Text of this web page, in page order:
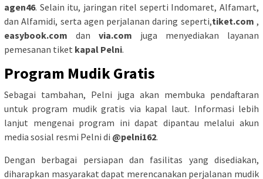
agen46. Selain itu, jaringan ritel seperti Indomaret, Alfamart,
dan Alfamidi, serta agen perjalanan daring seperti,tiket.com ,
easybook.com dan via.com juga menyediakan layanan
pemesanan tiket kapal Pelni.
Program Mudik Gratis
Sebagai tambahan, Pelni juga akan membuka pendaftaran
untuk program mudik gratis via kapal laut. Informasi lebih
lanjut mengenai program ini dapat dipantau melalui akun
media sosial resmi Pelni di @pelni162.
Dengan berbagai persiapan dan fasilitas yang disediakan,
diharapkan masyarakat dapat merencanakan perjalanan mudik